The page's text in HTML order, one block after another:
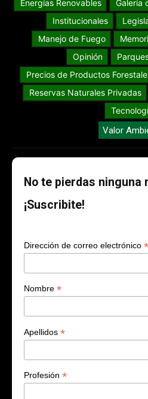
Energías Renovables
Galería
Institucionales
Manejo de Fuego
Opinión
Precios de Productos
Reservas Naturales Privadas
Valor
No te pierdas ninguna
¡Suscribite!
Dirección de correo electrónico *
Nombre *
Apellidos *
Profesión *